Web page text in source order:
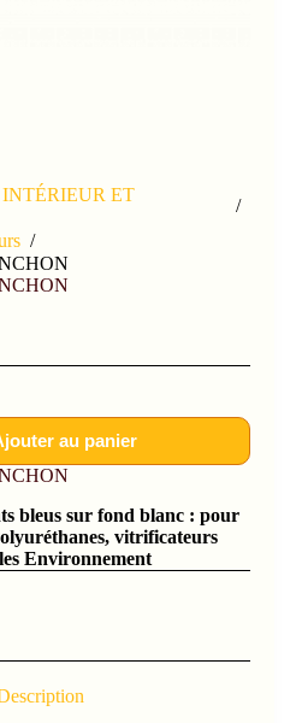
ET
/
/
au panier
bleus sur fond blanc : pour
vitrificateurs
Environnement